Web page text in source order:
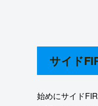
サイド
始めにサイド